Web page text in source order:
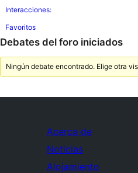
Interacciones:
Favoritos
Debates del foro iniciados
Ningún debate encontrado. Elige otra
Acerca de
Noticias
Alojamiento